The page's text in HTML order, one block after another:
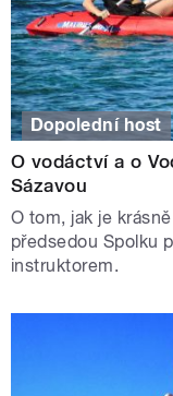
Dopolední host
O vodáctví a o
Sázavou
O tom, jak je
předsedou Spolku
instruktorem.